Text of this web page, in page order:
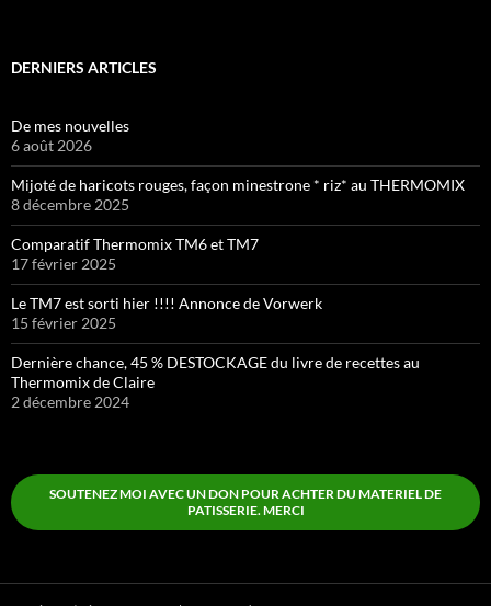
DERNIERS ARTICLES
De mes nouvelles
6 août 2026
Mijoté de haricots rouges, façon minestrone * riz* au THERMOMIX
8 décembre 2025
Comparatif Thermomix TM6 et TM7
17 février 2025
Le TM7 est sorti hier !!!! Annonce de Vorwerk
15 février 2025
Dernière chance, 45 % DESTOCKAGE du livre de recettes au
Thermomix de Claire
2 décembre 2024
SOUTENEZ MOI AVEC UN DON POUR ACHTER DU MATERIEL DE
PATISSERIE. MERCI